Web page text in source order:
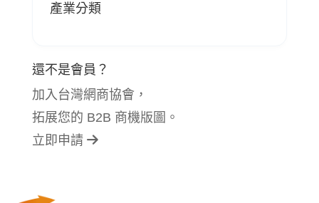
產業分類
還不是會員？
加入台灣網商協會，
拓展您的 B2B 商機版圖。
立即申請